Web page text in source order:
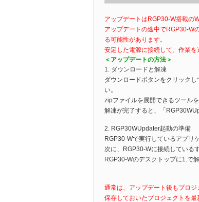
アップデートはRGP30-W搭載の
アップデートの途中でRGP30-W
る可能性があります。
安定した電源に接続して、作業を
＜アップデートの方法＞
1. ダウンロードと解凍
ダウンロードボタンをクリック
い。
zipファイルを展開できるツール
解凍が完了すると、「
2. RGP30WUpdater起動の準備
RGP30-Wで実行しているアプリ
次に、RGP30-Wに接続している
RGP30-Wのデスクトップに1.で
通常は、アップデート後もプロ
保存しておいたプロジェクトを